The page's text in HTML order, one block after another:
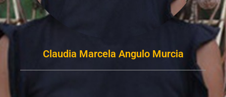
Claudia Marcela Angulo Murcia